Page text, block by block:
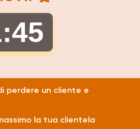
perdere un cliente e
la tua clientela
:44